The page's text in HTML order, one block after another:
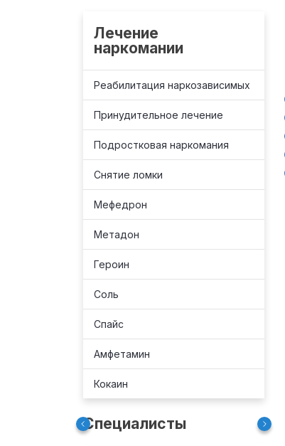
Лечение
наркомании
Реабилитация наркозависимых
Принудительное лечение
Подростковая наркомания
Снятие ломки
Мефедрон
Метадон
Героин
Соль
Спайс
Амфетамин
Кокаин
Специалисты